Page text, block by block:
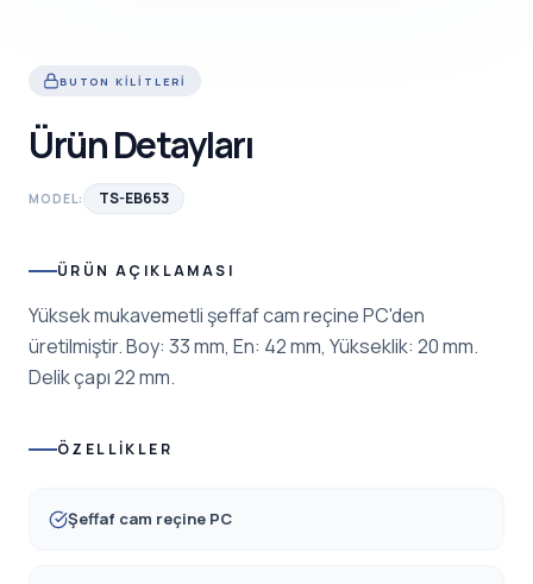
BUTON KILITLERI
Ürün Detayları
MODEL: TS-EB653
ÜRÜN AÇIKLAMASI
Yüksek mukavemetli şeffaf cam reçine PC'den
üretilmiştir. Boy: 33 mm, En: 42 mm, Yükseklik: 20 mm.
Delik çapı 22 mm.
ÖZELLIKLER
Şeffaf cam reçine PC